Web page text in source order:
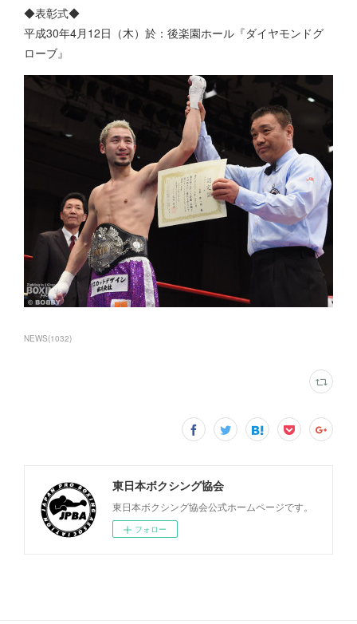
◆表彰式◆
平成30年4月12日（木）於：後楽園ホール『ダイヤモンドグ
ローブ』
NEWS(1032)
東日本ボクシング協会
東日本ボクシング協会公式ホームページです。
フォロー